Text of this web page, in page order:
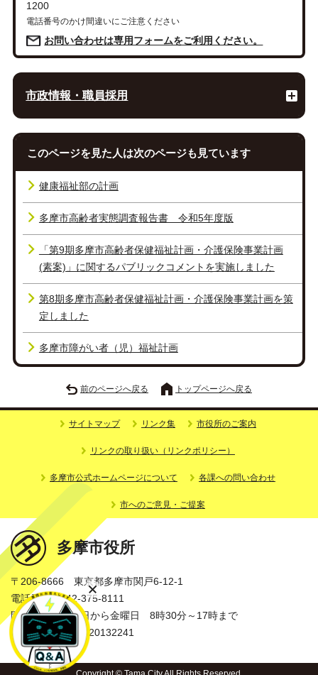
1200
電話番号のかけ間違いにご注意ください
お問い合わせは専用フォームをご利用ください。
市政情報・職員採用
このページを見た人は次のページも見ています
健康福祉部の計画
多摩市高齢者実態調査報告書 令和5年度版
「第9期多摩市高齢者保健福祉計画・介護保険事業計画
(素案)」に関するパブリックコメントを実施しました
第8期多摩市高齢者保健福祉計画・介護保険事業計画を策
定しました
多摩市障がい者（児）福祉計画
前のページへ戻る トップページへ戻る
サイトマップ リンク集 市役所のご案内
リンクの取り扱い（リンクポリシー）
多摩市公式ホームページについて 各課への問い合わせ
市へのご意見・ご提案
多摩市役所
〒206-8666 東京都多摩市関戸6-12-1
電話番号：042-375-8111
開庁時間：月曜日から金曜日 8時30分～17時まで
法人番号：3000020132241